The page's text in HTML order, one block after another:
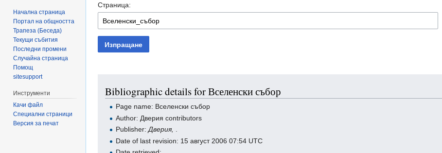
Страница:
Изпращане
Bibliographic details for Вселенски събор
Page name: Вселенски събор
Author: Дверия contributors
Publisher:Дверия, .
Date of last revision: 15 август 2006 07:54 UTC
Начална страница
Портал на общността
Трапеза (Беседа)
Текущи събития
Последни промени
Случайна страница
Помощ
sitesupport
Инструменти
Качи файл
Специални страници
Версия за печат